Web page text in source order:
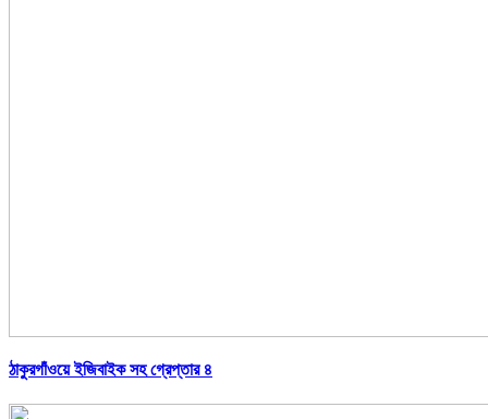
ঠাকুরগাঁওয়ে ইজিবাইক সহ গ্রেপ্তার ৪